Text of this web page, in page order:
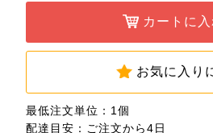
カートに入
お気に入り
最低注文単位：1個
配達目安：ご注文から4日